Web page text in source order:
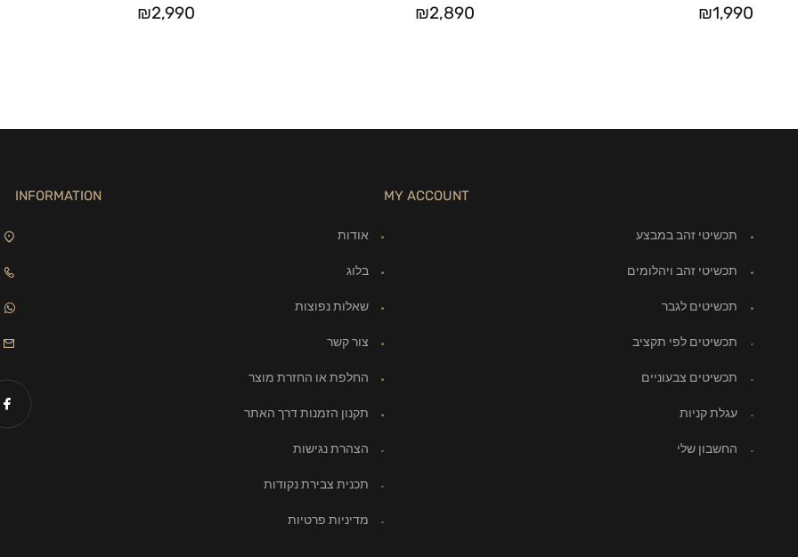
₪1,990
₪2,890
₪2,990
MY ACCOUNT
תכשיטי זהב במבצע
תכשיטי זהב ויהלומים
תכשיטים לגבר
תכשיטים לפי תקציב
תכשיטים צבעוניים
עגלת קניות
החשבון שלי
INFORMATION
אודות
בלוג
שאלות נפוצות
צור קשר
החלפת או החזרת מוצר
תקנון הזמנות דרך האתר
הצהרת נגישות
תכנית צבירת נקודות
מדיניות פרטיות